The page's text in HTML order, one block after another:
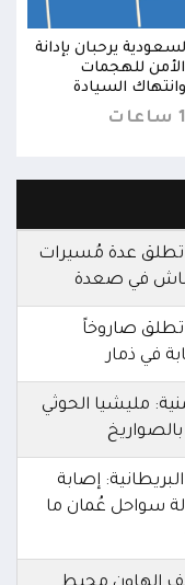
يرحبان بإدانة
للهجمات
السيادة
تطلق عدة مُسيرات
في صعدة
صاروخاً
في ذمار
مليشيا الحوثي
إصابة
سواحل عُمان ما